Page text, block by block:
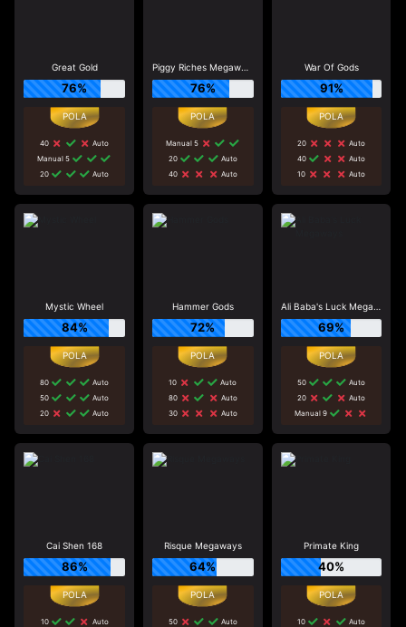
Great Gold
76%
40
Auto
Manual 5
20
Auto
Piggy Riches Megaways
76%
Manual 5
20
Auto
40
Auto
War Of Gods
91%
20
Auto
40
Auto
10
Auto
Mystic Wheel
84%
80
Auto
50
Auto
20
Auto
Hammer Gods
72%
10
Auto
80
Auto
30
Auto
Ali Baba's Luck Megaways
69%
50
Auto
20
Auto
Manual 9
Cai Shen 168
86%
10
Auto
Risque Megaways
64%
50
Auto
Primate King
40%
10
Auto